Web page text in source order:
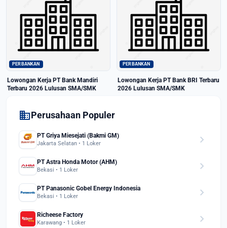
PERBANKAN
Lowongan Kerja PT Bank Mandiri
Terbaru 2026 Lulusan SMA/SMK
PERBANKAN
Lowongan Kerja PT Bank BRI Terbaru
2026 Lulusan SMA/SMK
domainPerusahaan Populer
PT Griya Miesejati (Bakmi GM)
Jakarta Selatan • 1 Loker chevron_right
PT Astra Honda Motor (AHM)
Bekasi • 1 Loker chevron_right
PT Panasonic Gobel Energy Indonesia
Bekasi • 1 Loker chevron_right
Richeese Factory
Karawang • 1 Loker chevron_right